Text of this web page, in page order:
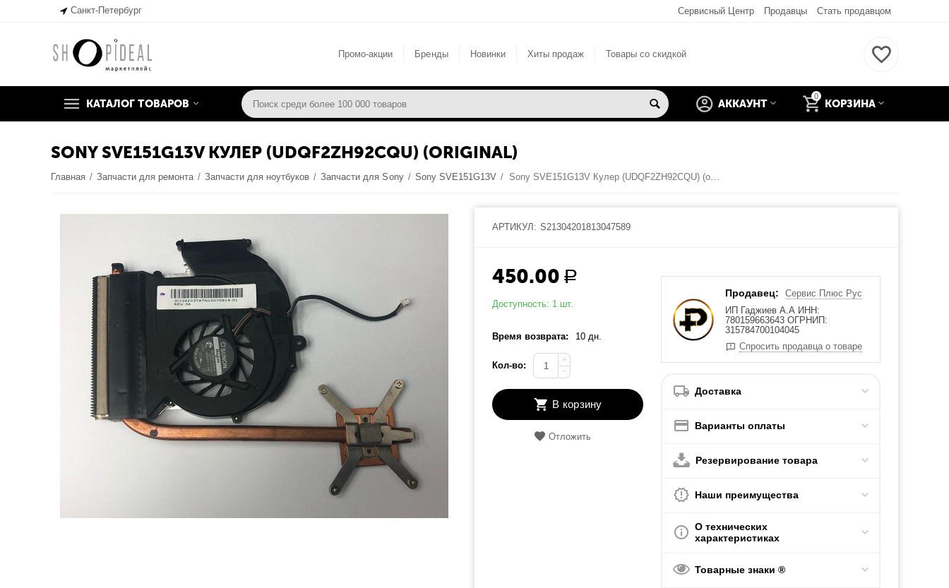
Санкт-Петербург Сервисный Центр Продавцы Стать продавцом
Промо-акции Бренды Новинки Хиты продаж Товары со скидкой
КАТАЛОГ ТОВАРОВ
0
КОРЗИНА
АККАУНТ
SONY SVE151G13V КУЛЕР (UDQF2ZH92CQU) (ORIGINAL)
Главная / Запчасти для ремонта / Запчасти для ноутбуков / Запчасти для Sony / Sony SVE151G13V / Sony SVE151G13V Кулер (UDQF2ZH92CQU) (original)
АРТИКУЛ: S21304201813047589
450.00 Р
Доступность: 1 шт.
Время возврата: 10 дн.
Кол-во:
+
−
В корзину
Отложить
Продавец:
Сервис Плюс Рус
ИП Гаджиев А.А ИНН:
780159663643 ОГРНИП:
315784700104045
Спросить продавца о товаре
Доставка
Варианты оплаты
Резервирование товара
Наши преимущества
О технических
характеристиках
Товарные знаки ®